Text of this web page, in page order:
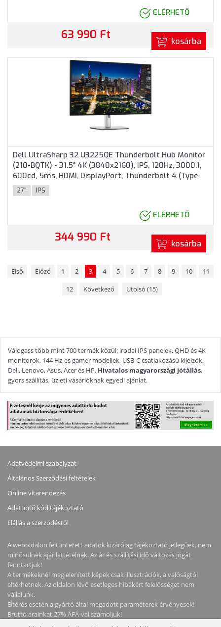
ELÉRHETŐ
63 990 Ft kosárba
Dell UltraSharp 32 U3225QE Thunderbolt Hub Monitor
(210-BQTK) - 31.5" 4K (3840x2160), IPS, 120Hz, 3000:1,
600cd, 5ms, HDMI, DisplayPort, Thunderbolt 4 (Type-
C), 3 év garancia, Ezüst színben
27" IPS
ELÉRHETŐ
344 990 Ft kosárba
Első Előző 1 2 3 4 5 6 7 8 9 10
11
12
Következő Utolsó (15)
Válogass több mint 700 termék közül: irodai IPS panelek, QHD és 4K
monitorok, 144 Hz-es gamer modellek, USB-C csatlakozású kijelzők.
Dell, Lenovo, Asus, Acer és HP. Hivatalos magyarországi jótállás,
gyors szállítás, üzleti vásárlóknak egyedi ajánlat.
Adatvédelmi szabályzat
Általános Szerződési feltételek
Online vitarendezés
Adattörlő kód tájékoztató
Elállás a szerződéstől
A weboldalon feltüntetett adatok kizárólag tájékoztató jellegűek, nem
minősülnek ajánlattételnek. Az ár és szállítási idő változás jogát
fenntartjuk!
A termékeknél megjelenített képek csak illusztrációk, a valóságtól
eltérhetnek. Az oldalon lévő esetleges hibákért felelősséget nem
vállalunk.
Eltérés esetén a gyártó által megadott paraméterek érvényesek!
Bruttó árainkat 27% ÁFÁ-val számoljuk!